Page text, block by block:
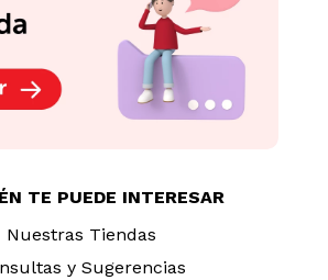
TE PUEDE INTERESAR
Nuestras Tiendas
y Sugerencias